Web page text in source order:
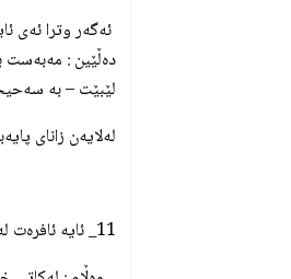
ئه‌گه‌ر وترا ئه‌ی
ده‌ڵێین : مه‌به‌ست
لێبێت – به‌
له‌لایه‌ن زانای
11_ ئایه‌ ئافره‌ت له‌كاتی خۆشوشتنی بێ نوێژی و له‌شگرانیدا واجبه‌ گه‌زیه‌كانی سه‌ری بكاته‌وه‌ ؟